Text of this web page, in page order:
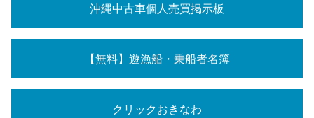
沖縄中古車個人売買掲示板
【無料】遊漁船・乗船者名簿
クリックおきなわ